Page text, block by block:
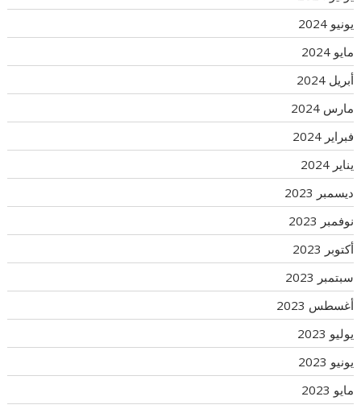
يونيو 2024
مايو 2024
أبريل 2024
مارس 2024
فبراير 2024
يناير 2024
ديسمبر 2023
نوفمبر 2023
أكتوبر 2023
سبتمبر 2023
أغسطس 2023
يوليو 2023
يونيو 2023
مايو 2023